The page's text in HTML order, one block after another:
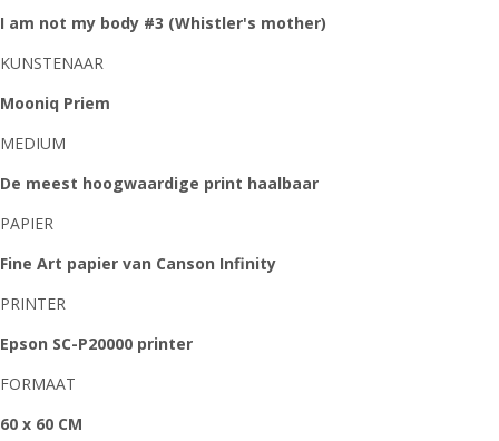
I am not my body #3 (Whistler's mother)
KUNSTENAAR
Mooniq Priem
MEDIUM
De meest hoogwaardige print haalbaar
PAPIER
Fine Art papier van Canson Infinity
PRINTER
Epson SC-P20000 printer
FORMAAT
60 x 60 CM